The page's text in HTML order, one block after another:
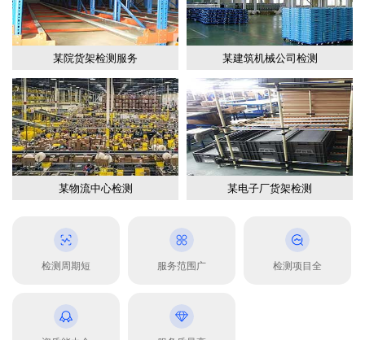
某院货架检测服务 某建筑机械公司检测
某物流中心检测 某电子厂货架检测
检测周期短 服务范围广 检测项目全